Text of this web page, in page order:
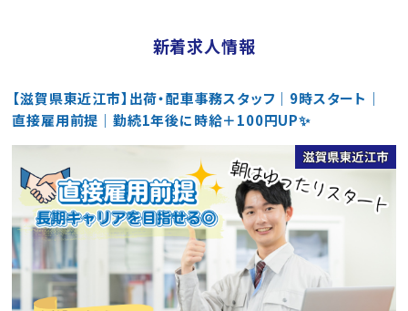
新着求人情報
【滋賀県東近江市】出荷・配車事務スタッフ｜9時スタート｜
直接雇用前提｜勤続1年後に時給＋100円UP✨